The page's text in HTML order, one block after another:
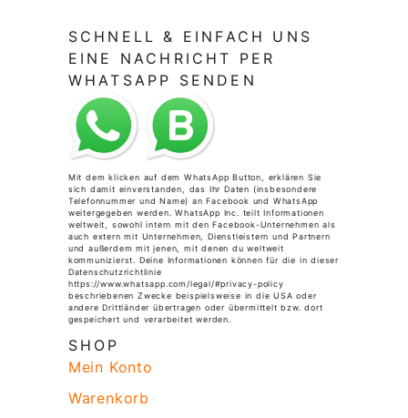
SCHNELL & EINFACH UNS
EINE NACHRICHT PER
WHATSAPP SENDEN
Mit dem klicken auf dem WhatsApp Button, erklären Sie
sich damit einverstanden, das Ihr Daten (insbesondere
Telefonnummer und Name) an Facebook und WhatsApp
weitergegeben werden. WhatsApp Inc. teilt Informationen
weltweit, sowohl intern mit den Facebook-Unternehmen als
auch extern mit Unternehmen, Dienstleistern und Partnern
und außerdem mit jenen, mit denen du weltweit
kommunizierst. Deine Informationen können für die in dieser
Datenschutzrichtlinie
https://www.whatsapp.com/legal/#privacy-policy
beschriebenen Zwecke beispielsweise in die USA oder
andere Drittländer übertragen oder übermittelt bzw. dort
gespeichert und verarbeitet werden.
SHOP
Mein Konto
Warenkorb